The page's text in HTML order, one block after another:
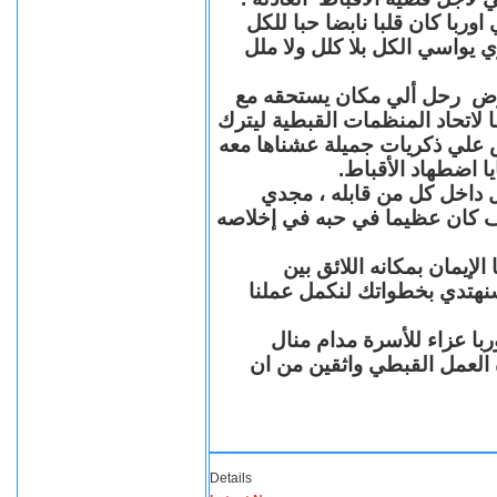
كان قلبا نابضا حبا للكل
يواسي الكل بلا كلل ولا ملل
رحل ألي مكان يستحقه مع
المنظمات القبطية ليترك
علي ذكريات جميلة عشناها معه
اضطهاد الأقباط.
داخل كل من قابله ، مجدي
عظيما في حبه في إخلاصه
بمكانه اللائق بين
بخطواتك لنكمل عملنا
عزاء للأسرة مدام منال
العمل القبطي واثقين من ان
Details